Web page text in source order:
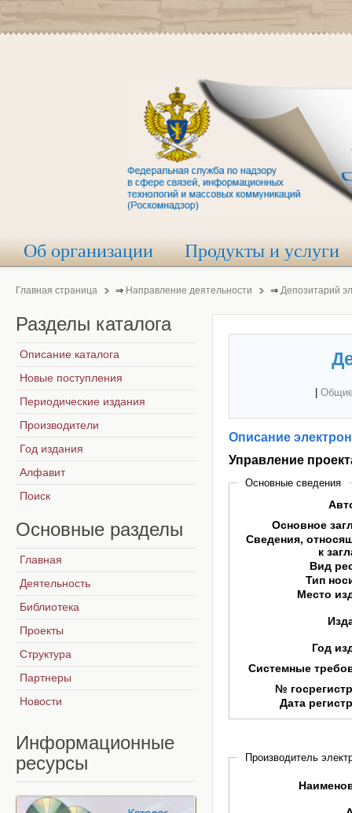
Об организации Продукты и услуги
Главная страница ⇒ Направление деятельности ⇒ Депозитарий
Описание
Управление
Основные сведения
Основное
Сведения,
к
Вид
Тип
Место
Год
Системные
№
Дата
Производитель
Разделы каталога
Описание каталога
Новые поступления
Периодические издания
Производители
Год издания
Алфавит
Поиск
Основные разделы
Главная
Деятельность
Библиотека
Проекты
Структура
Партнеры
Новости
Информационные
ресурсы